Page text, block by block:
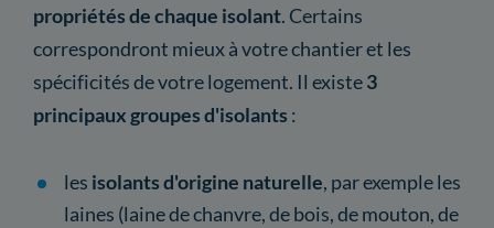
propriétés de chaque isolant. Certains
correspondront mieux à votre chantier et les
spécificités de votre logement. Il existe3
principaux groupes d'isolants :
les isolants d'origine naturelle, par exemple les
laines (laine de chanvre, de bois, de mouton, de